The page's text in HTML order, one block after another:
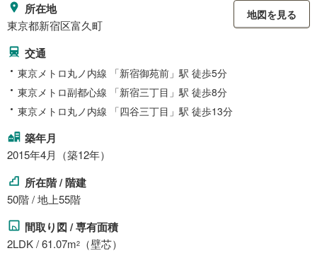
所在地
東京都新宿区富久町
地図を見る
交通
東京メトロ丸ノ内線 「新宿御苑前」駅 徒歩5分
東京メトロ副都心線 「新宿三丁目」駅 徒歩8分
東京メトロ丸ノ内線 「四谷三丁目」駅 徒歩13分
築年月
2015年4月（築12年）
所在階 / 階建
50階 / 地上55階
間取り図 / 専有面積
2LDK / 61.07m2 （壁芯）